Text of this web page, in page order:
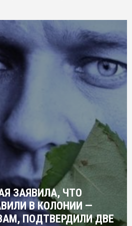
ЗАЯВИЛА, ЧТО
В КОЛОНИИ —
ПОДТВЕРДИЛИ ДВЕ